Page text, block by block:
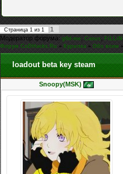
Страница 1 из 1
1
Модератор форума:g0d-me,Casus, FiLLiN
Форум CoDHacks.Ru » Курилка » Обо всем »
loadout beta key steam
Snoopy(MSK)